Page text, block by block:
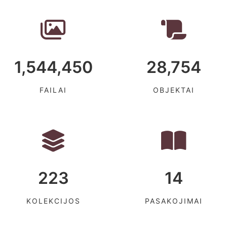
1,544,450
FAILAI
28,754
OBJEKTAI
223
KOLEKCIJOS
14
PASAKOJIMAI